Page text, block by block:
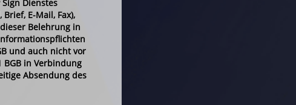
Dienstes
E-Mail, Fax),
Belehrung in
und auch nicht vor
BGB in Verbindung
Absendung des